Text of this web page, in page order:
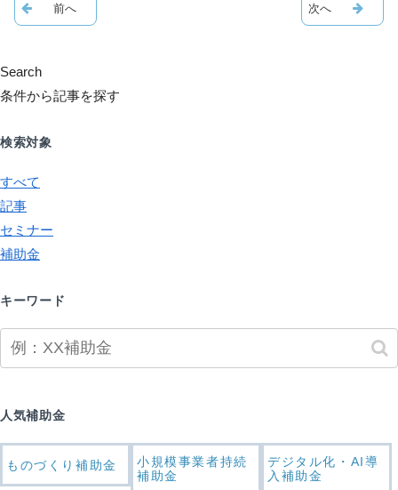
Search
条件から記事を探す
検索対象
すべて
記事
セミナー
補助金
キーワード
人気補助金
ものづくり補助金
小規模事業者持続
補助金
デジタル化・AI導
入補助金